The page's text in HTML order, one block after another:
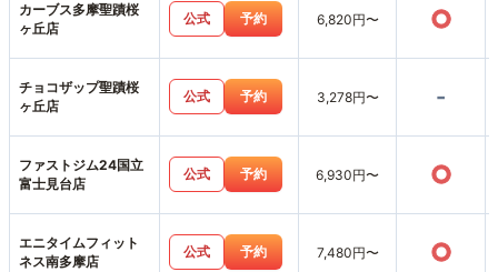
カーブス多摩聖蹟桜
ヶ丘店
公式 予約 6,820円〜 ○
チョコザップ聖蹟桜
ヶ丘店
公式 予約 3,278円〜 -
ファストジム24国立
富士見台店
公式 予約 6,930円〜 ○
エニタイムフィット
ネス南多摩店
公式 予約 7,480円〜 ○